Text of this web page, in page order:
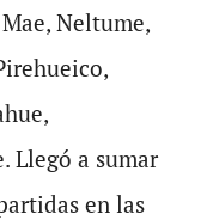
Neltume,
Llegó a sumar
en las